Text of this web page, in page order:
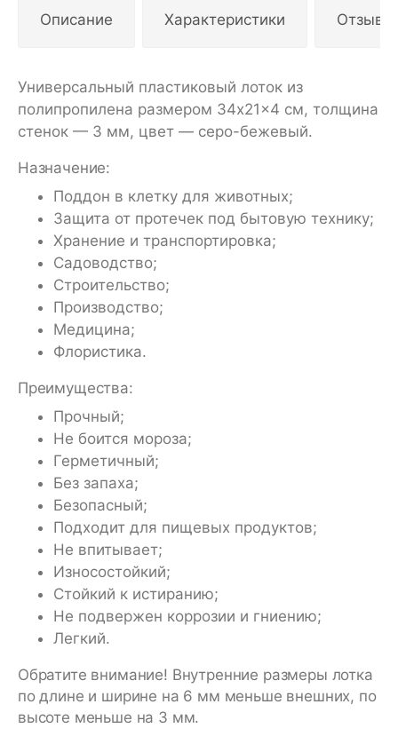
Описание Характеристики
Универсальный пластиковый лоток из
полипропилена размером 34x21x4 см, толщина
стенок — 3 мм, цвет — серо-бежевый.
Назначение:
Поддон в клетку для животных;
Защита от протечек под бытовую технику;
Хранение и транспортировка;
Садоводство;
Строительство;
Производство;
Медицина;
Флористика.
Преимущества:
Прочный;
Не боится мороза;
Герметичный;
Без запаха;
Безопасный;
Подходит для пищевых продуктов;
Не впитывает;
Износостойкий;
Стойкий к истиранию;
Не подвержен коррозии и гниению;
Легкий.
Обратите внимание! Внутренние размеры лотка
по длине и ширине на 6 мм меньше внешних, по
высоте меньше на 3 мм.